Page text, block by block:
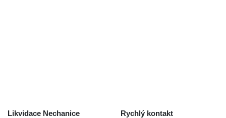
Likvidace Nechanice Rychlý kontakt